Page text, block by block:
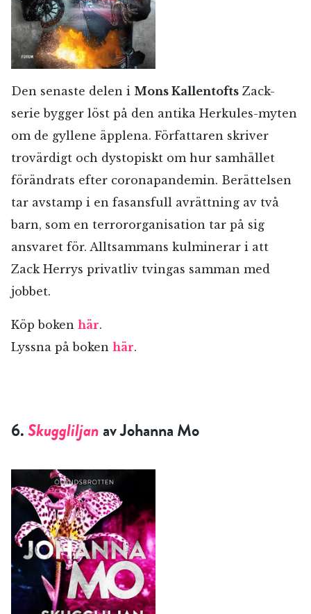
Den senaste delen i Mons Kallentofts Zack-
serie bygger löst på den antika Herkules-myten
om de gyllene äpplena. Författaren skriver
trovärdigt och dystopiskt om hur samhället
förändrats efter coronapandemin. Berättelsen
tar avstamp i en fasansfull avrättning av två
barn, som en terrororganisation tar på sig
ansvaret för. Alltsammans kulminerar i att
Zack Herrys privatliv tvingas samman med
jobbet.
Köp boken här.
Lyssna på boken här.
6.Skuggliljanav Johanna Mo